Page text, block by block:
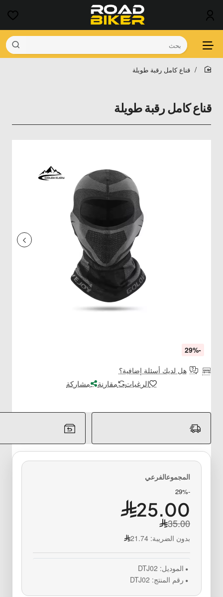
بحث
قناع كامل رقبة طويلة
قناع كامل رقبة طويلة
-29%
هل لديك أسئلة إضافية؟
الرغبات مقارنة مشاركة
-29%
25.00
35.00
بدون الضريبة: 21.74
الموديل: DTJ02
رقم المنتج: DTJ02